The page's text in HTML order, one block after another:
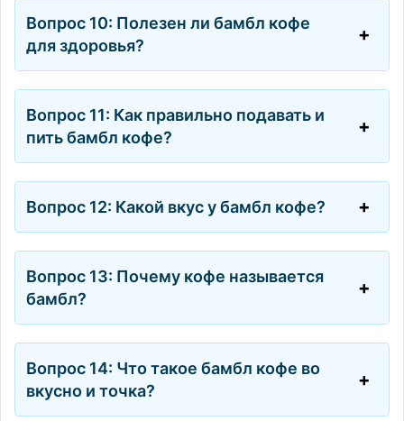
Вопрос 10: Полезен ли бамбл кофе
для здоровья?
Вопрос 11: Как правильно подавать и
пить бамбл кофе?
Вопрос 12: Какой вкус у бамбл кофе?
Вопрос 13: Почему кофе называется
бамбл?
Вопрос 14: Что такое бамбл кофе во
вкусно и точка?